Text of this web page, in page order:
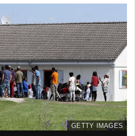
GETTY IMAGES